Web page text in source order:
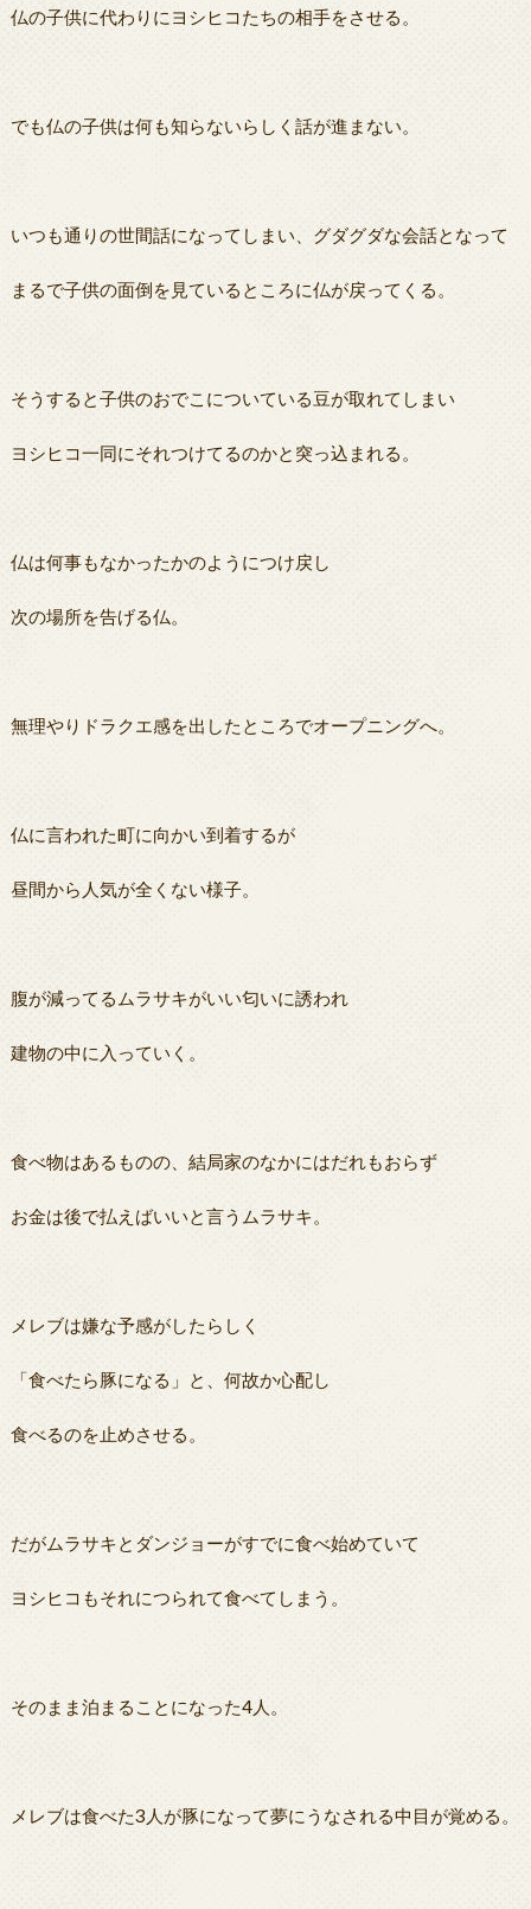
仏の子供に代わりにヨシヒコたちの相手をさせる。
でも仏の子供は何も知らないらしく話が進まない。
いつも通りの世間話になってしまい、グダグダな会話となって
まるで子供の面倒を見ているところに仏が戻ってくる。
そうすると子供のおでこについている豆が取れてしまい
ヨシヒコ一同にそれつけてるのかと突っ込まれる。
仏は何事もなかったかのようにつけ戻し
次の場所を告げる仏。
無理やりドラクエ感を出したところでオープニングへ。
仏に言われた町に向かい到着するが
昼間から人気が全くない様子。
腹が減ってるムラサキがいい匂いに誘われ
建物の中に入っていく。
食べ物はあるものの、結局家のなかにはだれもおらず
お金は後で払えばいいと言うムラサキ。
メレブは嫌な予感がしたらしく
「食べたら豚になる」と、何故か心配し
食べるのを止めさせる。
だがムラサキとダンジョーがすでに食べ始めていて
ヨシヒコもそれにつられて食べてしまう。
そのまま泊まることになった4人。
メレブは食べた3人が豚になって夢にうなされる中目が覚める。